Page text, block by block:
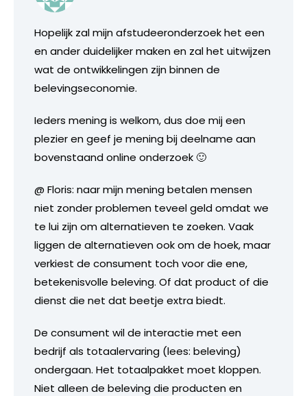
Hopelijk zal mijn afstudeeronderzoek het een
en ander duidelijker maken en zal het uitwijzen
wat de ontwikkelingen zijn binnen de
belevingseconomie.
Ieders mening is welkom, dus doe mij een
plezier en geef je mening bij deelname aan
bovenstaand online onderzoek 🙂
@ Floris: naar mijn mening betalen mensen
niet zonder problemen teveel geld omdat we
te lui zijn om alternatieven te zoeken. Vaak
liggen de alternatieven ook om de hoek, maar
verkiest de consument toch voor die ene,
betekenisvolle beleving. Of dat product of die
dienst die net dat beetje extra biedt.
De consument wil de interactie met een
bedrijf als totaalervaring (lees: beleving)
ondergaan. Het totaalpakket moet kloppen.
Niet alleen de beleving die producten en